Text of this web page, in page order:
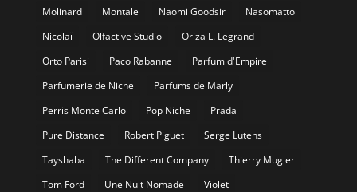
Molinard
Montale Naomi Goodsir
Nasomatto
Nicolaï
Olfactive Studio
Oriza L. Legrand
Orto Parisi
Paco Rabanne
Parfum d'Empire
Parfumerie de Niche
Parfums de Marly
Perris Monte Carlo
Pop Niche
Prada
Pure Distance
Robert Piguet
Serge Lutens
Tayshaba
The Different Company
Thierry Mugler
Tom Ford
Une Nuit Nomade Violet